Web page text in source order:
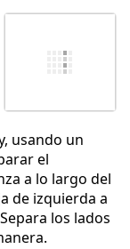
usando un
el
a lo largo del
de izquierda a
los lados